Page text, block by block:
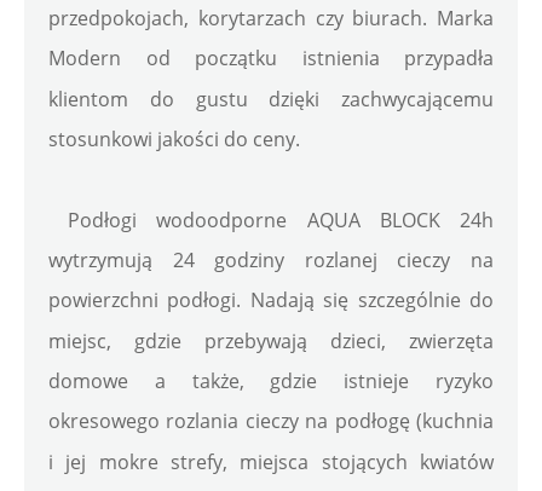
przedpokojach, korytarzach czy biurach. Marka
Modern od początku istnienia przypadła
klientom do gustu dzięki zachwycającemu
stosunkowi jakości do ceny.
wytrzymują 24 godziny rozlanej cieczy na
powierzchni podłogi. Nadają się szczególnie do
miejsc, gdzie przebywają dzieci, zwierzęta
domowe a także, gdzie istnieje ryzyko
okresowego rozlania cieczy na podłogę (kuchnia
i jej mokre strefy, miejsca stojących kwiatów